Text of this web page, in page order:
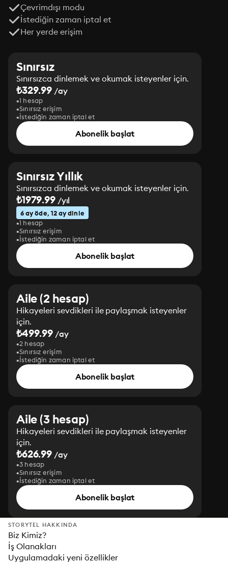
Çevrimdışı modu
İstediğin zaman iptal et
Her yerde erişim
Sınırsız
Sınırsızca dinlemek ve okumak isteyenler için.
₺329.99 /ay
1 hesap
Sınırsız erişim
İstediğin zaman iptal et
Abonelik başlat
Sınırsız Yıllık
Sınırsızca dinlemek ve okumak isteyenler için.
₺1979.99/yıl
6 ay öde, 12 ay dinle
1 hesap
Sınırsız erişim
İstediğin zaman iptal et
Abonelik başlat
Aile (2 hesap)
Hikayeleri sevdikleri ile paylaşmak isteyenler
için.
₺499.99 /ay
2 hesap
Sınırsız erişim
İstediğin zaman iptal et
Abonelik başlat
Aile (3 hesap)
Hikayeleri sevdikleri ile paylaşmak isteyenler
için.
₺626.99 /ay
3 hesap
Sınırsız erişim
İstediğin zaman iptal et
Abonelik başlat
STORYTEL HAKKINDA
Biz Kimiz?
İş Olanakları
Uygulamadaki yeni özellikler